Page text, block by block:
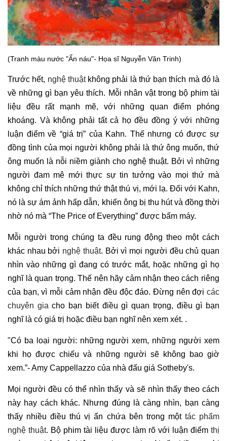
(Tranh màu nước "Ẩn náu"- Họa sĩ Nguyễn Văn Trinh)
Trước hết, nghệ thuậtkhông phải là thứ bạn thích mà đó là
về những gì bạn yêu thích. Mỗi nhân vật trong bộ phim tài
liệu đều rất mạnh mẽ, với những quan điểm phóng
khoáng. Và không phải tất cả họ đều đồng ý với những
luận điểm về “giá trị” của Kahn. Thế nhưng có được sự
đồng tình của mọi người không phải là thứ ông muốn, thứ
ông muốn là nỗi niềm giành cho nghệ thuật. Bởi vì những
người đam mê mới thực sự tin tưởng vào mọi thứ mà
không chỉ thích những thứ thật thú vị, mới lạ. Đối với Kahn,
nó là sự ám ảnh hấp dẫn, khiến ông bị thu hút và đồng thời
nhờ nó mà “The Price of Everything” được bấm máy.
Mỗi người trong chúng ta đều rung động theo một cách
khác nhau bởi nghệ thuật. Bởi vì mọi người đều chủ quan
nhìn vào những gì đang có trước mắt, hoặc những gì họ
nghĩ là quan trọng. Thế nên hãy cảm nhận theo cách riêng
của bạn, vì mỗi cảm nhận đều độc đáo. Đừng nên đợi các
chuyên giacho bạn biết điều gì quan trọng, điều gì bạn
nghĩ là có giá trị hoặc điều bạn nghĩ nên xem xét. .
"Có ba loại người: những người xem, những người xem
khi họ được chiếu và những người sẽ không bao giờ
xem.”- Amy Cappellazzo của nhà đấu giá Sotheby's.
Mọi người đều có thể nhìn thấy và sẽ nhìn thấy theo cách
này hay cách khác. Nhưng đúng là càng nhìn, bạn càng
thấy nhiều điều thú vị ẩn chứa bên trong một tác phẩm
nghệ thuật. Bộ phim tài liệu được làm rõ với luận điểm thị